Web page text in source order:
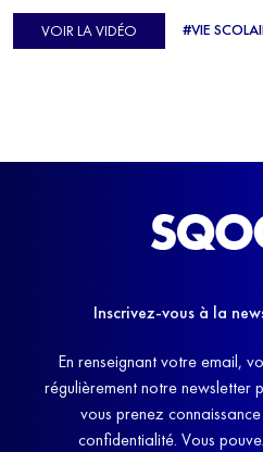
d'Europe de Horse-ball, qui a failli
avant de trouver un nouvel
VOIR LA VIDÉO #VIE
Inscrivez-vous à la
En renseignant votre email,
régulièrement notre newsletter
vous prenez
confidentialité. Vous